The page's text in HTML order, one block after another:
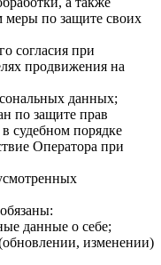
меры по защите своих
согласия при
продвижения на
данных;
по защите прав
судебном порядке
Оператора при
данные о себе;
изменении)